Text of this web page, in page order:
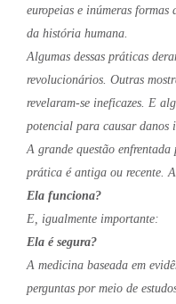
europeias e inúmeras
da história humana.
Algumas dessas práticas
revolucionários. Outras
revelaram-se ineficazes. E
potencial para causar danos
A grande questão
prática é antiga ou recente.
Ela funciona?
E, igualmente importante:
Ela é segura?
A medicina baseada em
perguntas por meio de